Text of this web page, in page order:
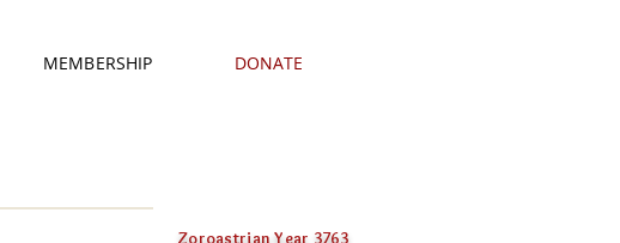
MEMBERSHIP DONATE
Zoroastrian Year 3763